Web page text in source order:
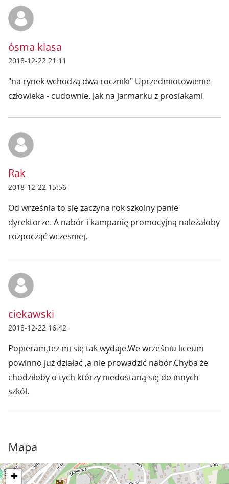
ósma klasa
2018-12-22 21:11
"na rynek wchodzą dwa roczniki" Uprzedmiotowienie
człowieka - cudownie. Jak na jarmarku z prosiakami
Rak
2018-12-22 15:56
Od września to się zaczyna rok szkolny panie
dyrektorze. A nabór i kampanię promocyjną należałoby
rozpocząć wczesniej.
ciekawski
2018-12-22 16:42
Popieram,też mi się tak wydaje.We wrześniu liceum
powinno już działać ,a nie prowadzić nabór.Chyba że
chodziłoby o tych którzy niedostaną się do innych
szkół.
Mapa
+